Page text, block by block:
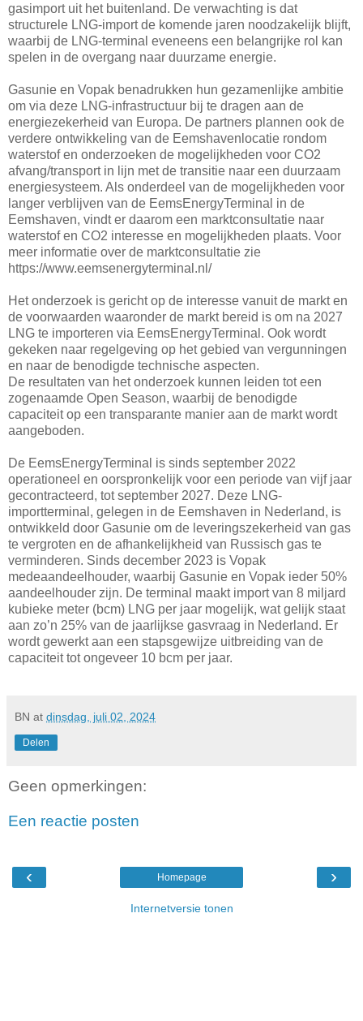
gasimport uit het buitenland. De verwachting is dat
structurele LNG-import de komende jaren noodzakelijk blijft,
waarbij de LNG-terminal eveneens een belangrijke rol kan
spelen in de overgang naar duurzame energie.
Gasunie en Vopak benadrukken hun gezamenlijke ambitie
om via deze LNG-infrastructuur bij te dragen aan de
energiezekerheid van Europa. De partners plannen ook de
verdere ontwikkeling van de Eemshavenlocatie rondom
waterstof en onderzoeken de mogelijkheden voor CO2
afvang/transport in lijn met de transitie naar een duurzaam
energiesysteem. Als onderdeel van de mogelijkheden voor
langer verblijven van de EemsEnergyTerminal in de
Eemshaven, vindt er daarom een marktconsultatie naar
waterstof en CO2 interesse en mogelijkheden plaats. Voor
meer informatie over de marktconsultatie zie
https://www.eemsenergyterminal.nl/
Het onderzoek is gericht op de interesse vanuit de markt en
de voorwaarden waaronder de markt bereid is om na 2027
LNG te importeren via EemsEnergyTerminal. Ook wordt
gekeken naar regelgeving op het gebied van vergunningen
en naar de benodigde technische aspecten.
De resultaten van het onderzoek kunnen leiden tot een
zogenaamde Open Season, waarbij de benodigde
capaciteit op een transparante manier aan de markt wordt
aangeboden.
De EemsEnergyTerminal is sinds september 2022
operationeel en oorspronkelijk voor een periode van vijf jaar
gecontracteerd, tot september 2027. Deze LNG-
importterminal, gelegen in de Eemshaven in Nederland, is
ontwikkeld door Gasunie om de leveringszekerheid van gas
te vergroten en de afhankelijkheid van Russisch gas te
verminderen. Sinds december 2023 is Vopak
medeaandeelhouder, waarbij Gasunie en Vopak ieder 50%
aandeelhouder zijn. De terminal maakt import van 8 miljard
kubieke meter (bcm) LNG per jaar mogelijk, wat gelijk staat
aan zo’n 25% van de jaarlijkse gasvraag in Nederland. Er
wordt gewerkt aan een stapsgewijze uitbreiding van de
capaciteit tot ongeveer 10 bcm per jaar.
BN at dinsdag, juli 02, 2024
Delen
Geen opmerkingen:
Een reactie posten
‹ ›
Homepage
Internetversie tonen